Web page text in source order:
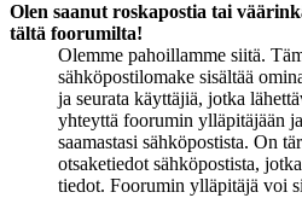
Olen saanut roskapostia tai
tältä foorumilta!
Olemme pahoillamme siitä.
sähköpostilomake sisältää
ja seurata käyttäjiä, jotka
yhteyttä foorumin ylläpitäjään
saamastasi sähköpostista. On
otsaketiedot sähköpostista,
tiedot. Foorumin ylläpitäjä voi